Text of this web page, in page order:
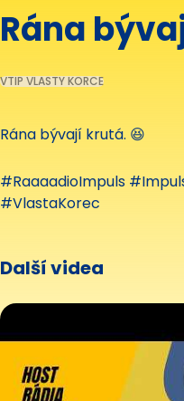
Rána
VTIP VLASTY KORCE
Rána bývají krutá. 😆
#RaaaadioImpuls
#VlastaKorec
Další videa